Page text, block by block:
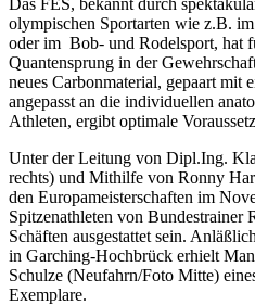
olympischen Sportarten wie z.B.
oder im Bob- und Rodelsport, hat
Quantensprung in der
neues Carbonmaterial, gepaart mit
angepasst an die individuellen
Athleten, ergibt optimale
Unter der Leitung von Dipl.Ing.
rechts) und Mithilfe von Ronny
den Europameisterschaften im
Spitzenathleten von Bundestrainer
Schäften ausgestattet sein.
in Garching-Hochbrück erhielt
Schulze (Neufahrn/Foto Mitte)
Exemplare.